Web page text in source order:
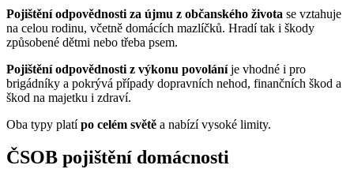
Pojištění odpovědnosti za újmu z občanského života se vztahuje
na celou rodinu, včetně domácích mazlíčků. Hradí tak i škody
způsobené dětmi nebo třeba psem.
Pojištění odpovědnosti z výkonu povoláníje vhodné i pro
brigádníky a pokrývá případy dopravních nehod, finančních škod a
škod na majetku i zdraví.
Oba typy platípo celém světě a nabízí vysoké limity.
ČSOB pojištění domácnosti